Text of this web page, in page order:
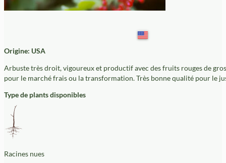
Origine: USA
Arbuste très droit, vigoureux et productif avec des fruits rouges de
pour le marché frais ou la transformation. Très bonne qualité pour le
Type de plants disponibles
Racines nues